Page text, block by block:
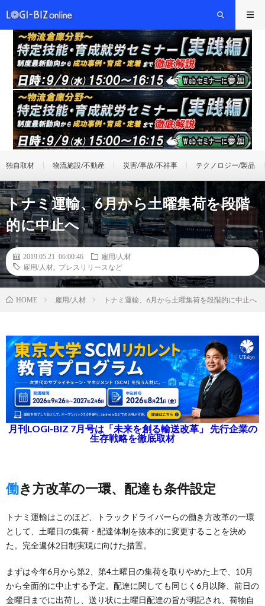
独自取材 物流施設/不動産 災害/事故/不祥事 テクノロジー/製品
トナミ運輸、6月から土曜集荷を段階
的に中止へ
2019.05.21 06:00:46
雇用/人材
雇用/人材
プレスリリースなど
HOME 雇用/人材 トナミ運輸、6月から土曜集荷を段階的に中止へ
月刊LOGI-BIZ 7月号は「未来を創る輸送改革」 先行企業の
生存戦略を徹底取材
働き方改革の一環、配達も条件設定
トナミ運輸はこのほど、トラックドライバーらの働き方改革の一環
として、土曜日の集荷・配達体制を抜本的に変更することを決め
た。完全週休2日制実現に向けた措置。
まずは今年6月から第2、第4土曜日の集荷を取りやめた上で、10月
から全面的に中止する予定。配達に関しても同じく6月以降、前日の
金曜日までに出荷し、送り状に土曜日配達の旨が明記され、荷物自